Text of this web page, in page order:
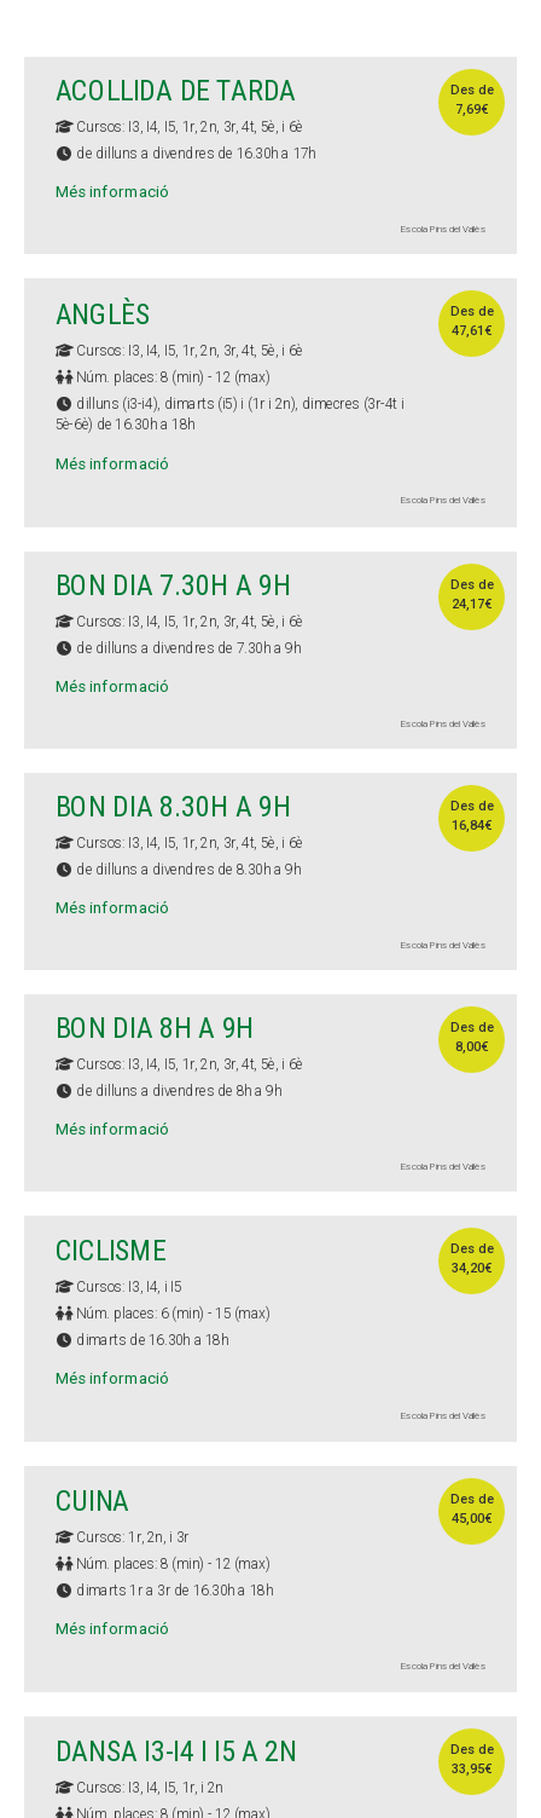
Des de
7,69€
ACOLLIDA DE TARDA
Cursos: I3, I4, I5, 1r, 2n, 3r, 4t, 5è, i 6è
de dilluns a divendres de 16.30h a 17h
Més informació
Escola Pins del Vallès
Des de
47,61€
ANGLÈS
Cursos: I3, I4, I5, 1r, 2n, 3r, 4t, 5è, i 6è
Núm. places: 8 (min) - 12 (max)
dilluns (i3-i4), dimarts (i5) i (1r i 2n), dimecres (3r-4t i
5è-6è) de 16.30h a 18h
Més informació
Escola Pins del Vallès
Des de
24,17€
BON DIA 7.30H A 9H
Cursos: I3, I4, I5, 1r, 2n, 3r, 4t, 5è, i 6è
de dilluns a divendres de 7.30h a 9h
Més informació
Escola Pins del Vallès
Des de
16,84€
BON DIA 8.30H A 9H
Cursos: I3, I4, I5, 1r, 2n, 3r, 4t, 5è, i 6è
de dilluns a divendres de 8.30h a 9h
Més informació
Escola Pins del Vallès
Des de
8,00€
BON DIA 8H A 9H
Cursos: I3, I4, I5, 1r, 2n, 3r, 4t, 5è, i 6è
de dilluns a divendres de 8h a 9h
Més informació
Escola Pins del Vallès
Des de
34,20€
CICLISME
Cursos: I3, I4, i I5
Núm. places: 6 (min) - 15 (max)
dimarts de 16.30h a 18h
Més informació
Escola Pins del Vallès
Des de
45,00€
CUINA
Cursos: 1r, 2n, i 3r
Núm. places: 8 (min) - 12 (max)
dimarts 1r a 3r de 16.30h a 18h
Més informació
Escola Pins del Vallès
Des de
33,95€
DANSA I3-I4 I I5 A 2N
Cursos: I3, I4, I5, 1r, i 2n
Núm. places: 8 (min) - 12 (max)